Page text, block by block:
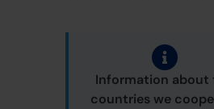
Information about
countries we